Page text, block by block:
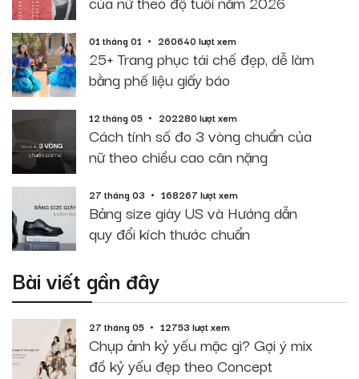
01 tháng 01 260640 lượt xem
25+ Trang phục tái chế đẹp, dễ làm
bằng phế liệu giấy báo
12 tháng 05 202280 lượt xem
Cách tính số đo 3 vòng chuẩn của
nữ theo chiều cao cân nặng
27 tháng 03 168267 lượt xem
Bảng size giày US và Hướng dẫn
quy đổi kích thước chuẩn
Bài viết gần đây
27 tháng 05 12753 lượt xem
Chụp ảnh kỷ yếu mặc gì? Gợi ý mix
đồ kỷ yếu đẹp theo Concept